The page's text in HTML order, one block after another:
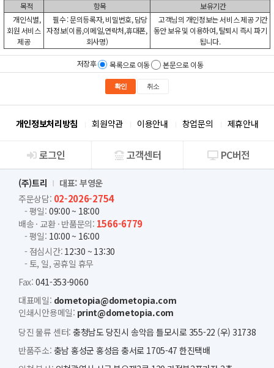
목적
항목
보유기간
개인식별,
회원 서비스
제공
필수 : 문의등록자, 비밀번호, 담당
자정보(이름,이메일,연락처,휴대폰,
회사명)
고객님의 개인정보는 서비스 제공 기간
동안 보유 및 이용하여, 탈퇴시 즉시 파기
됩니다.
저장후 목록으로 이동 본문으로 이동
확인 취소
개인정보처리방침 회원약관 이용안내 창업문의 제휴안내
회사소개
로그인 고객센터 PC버전
(주)트리
대표: 부영운
주문상담: 02-2026-2754
- 평일: 09:00 ~ 18:00
배송 · 교환 · 반품문의: 1566-6779
- 평일: 10:00 ~ 16:00
- 점심시간: 12:30 ~ 13:30
- 토, 일, 공휴일 휴무
Fax: 041-353-9060
대표메일: dometopia@dometopia.com
인쇄시안용메일: print@dometopia.com
당진 물류 센터: 충청남도 당진시 송악읍 틀모시로 355-22 (우) 31738
반품주소: 충남 홍성군 홍성읍 충서로 1705-47 한진택배